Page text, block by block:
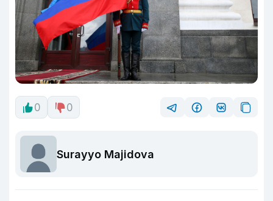
0 0
Surayyo Majidova